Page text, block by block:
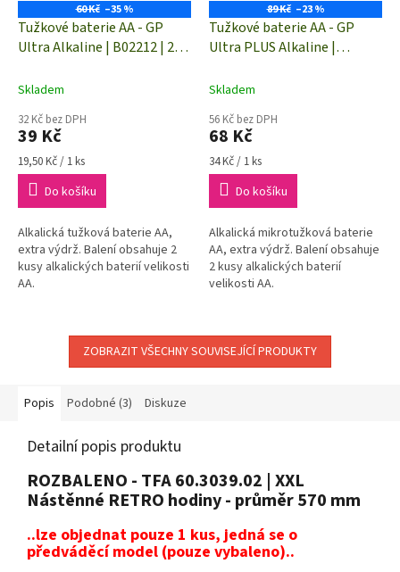
60 Kč –35 %
Tužkové baterie AA - GP
Ultra Alkaline | B02212 | 2
Skladem
32 Kč bez DPH
39 Kč
Měrná
cena:
19,50 Kč / 1 ks
Do košíku
Alkalická tužková baterie AA,
extra výdrž. Balení obsahuje 2
kusy alkalických baterií velikosti
AA.
89 Kč –23 %
Tužkové baterie AA - GP
Ultra PLUS Alkaline |
Skladem
56 Kč bez DPH
68 Kč
Měrná
cena:
34 Kč / 1 ks
Do košíku
Alkalická mikrotužková baterie
AA, extra výdrž. Balení obsahuje
2 kusy alkalických baterií
velikosti AA.
ZOBRAZIT VŠECHNY SOUVISEJÍCÍ PRODUKTY
Popis Podobné (3) Diskuze
Detailní popis produktu
ROZBALENO - TFA 60.3039.02 | XXL
Nástěnné RETRO hodiny - průměr 570 mm
..lze objednat pouze 1 kus, jedná se o
předváděcí model (pouze vybaleno)..